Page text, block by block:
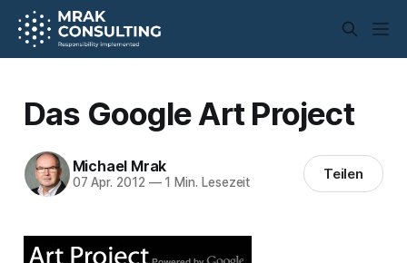
Das Google Art Project
Michael Mrak
07 Apr. 2012 —1 Min. Lesezeit Teilen